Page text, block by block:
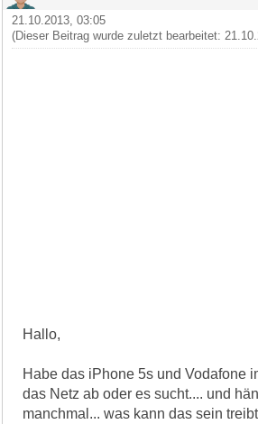
21.10.2013, 03:05
(Dieser Beitrag wurde zuletzt bearbeitet:
Hallo,
Habe das iPhone 5s und Vodafone
das Netz ab oder es sucht.... und
manchmal... was kann das sein